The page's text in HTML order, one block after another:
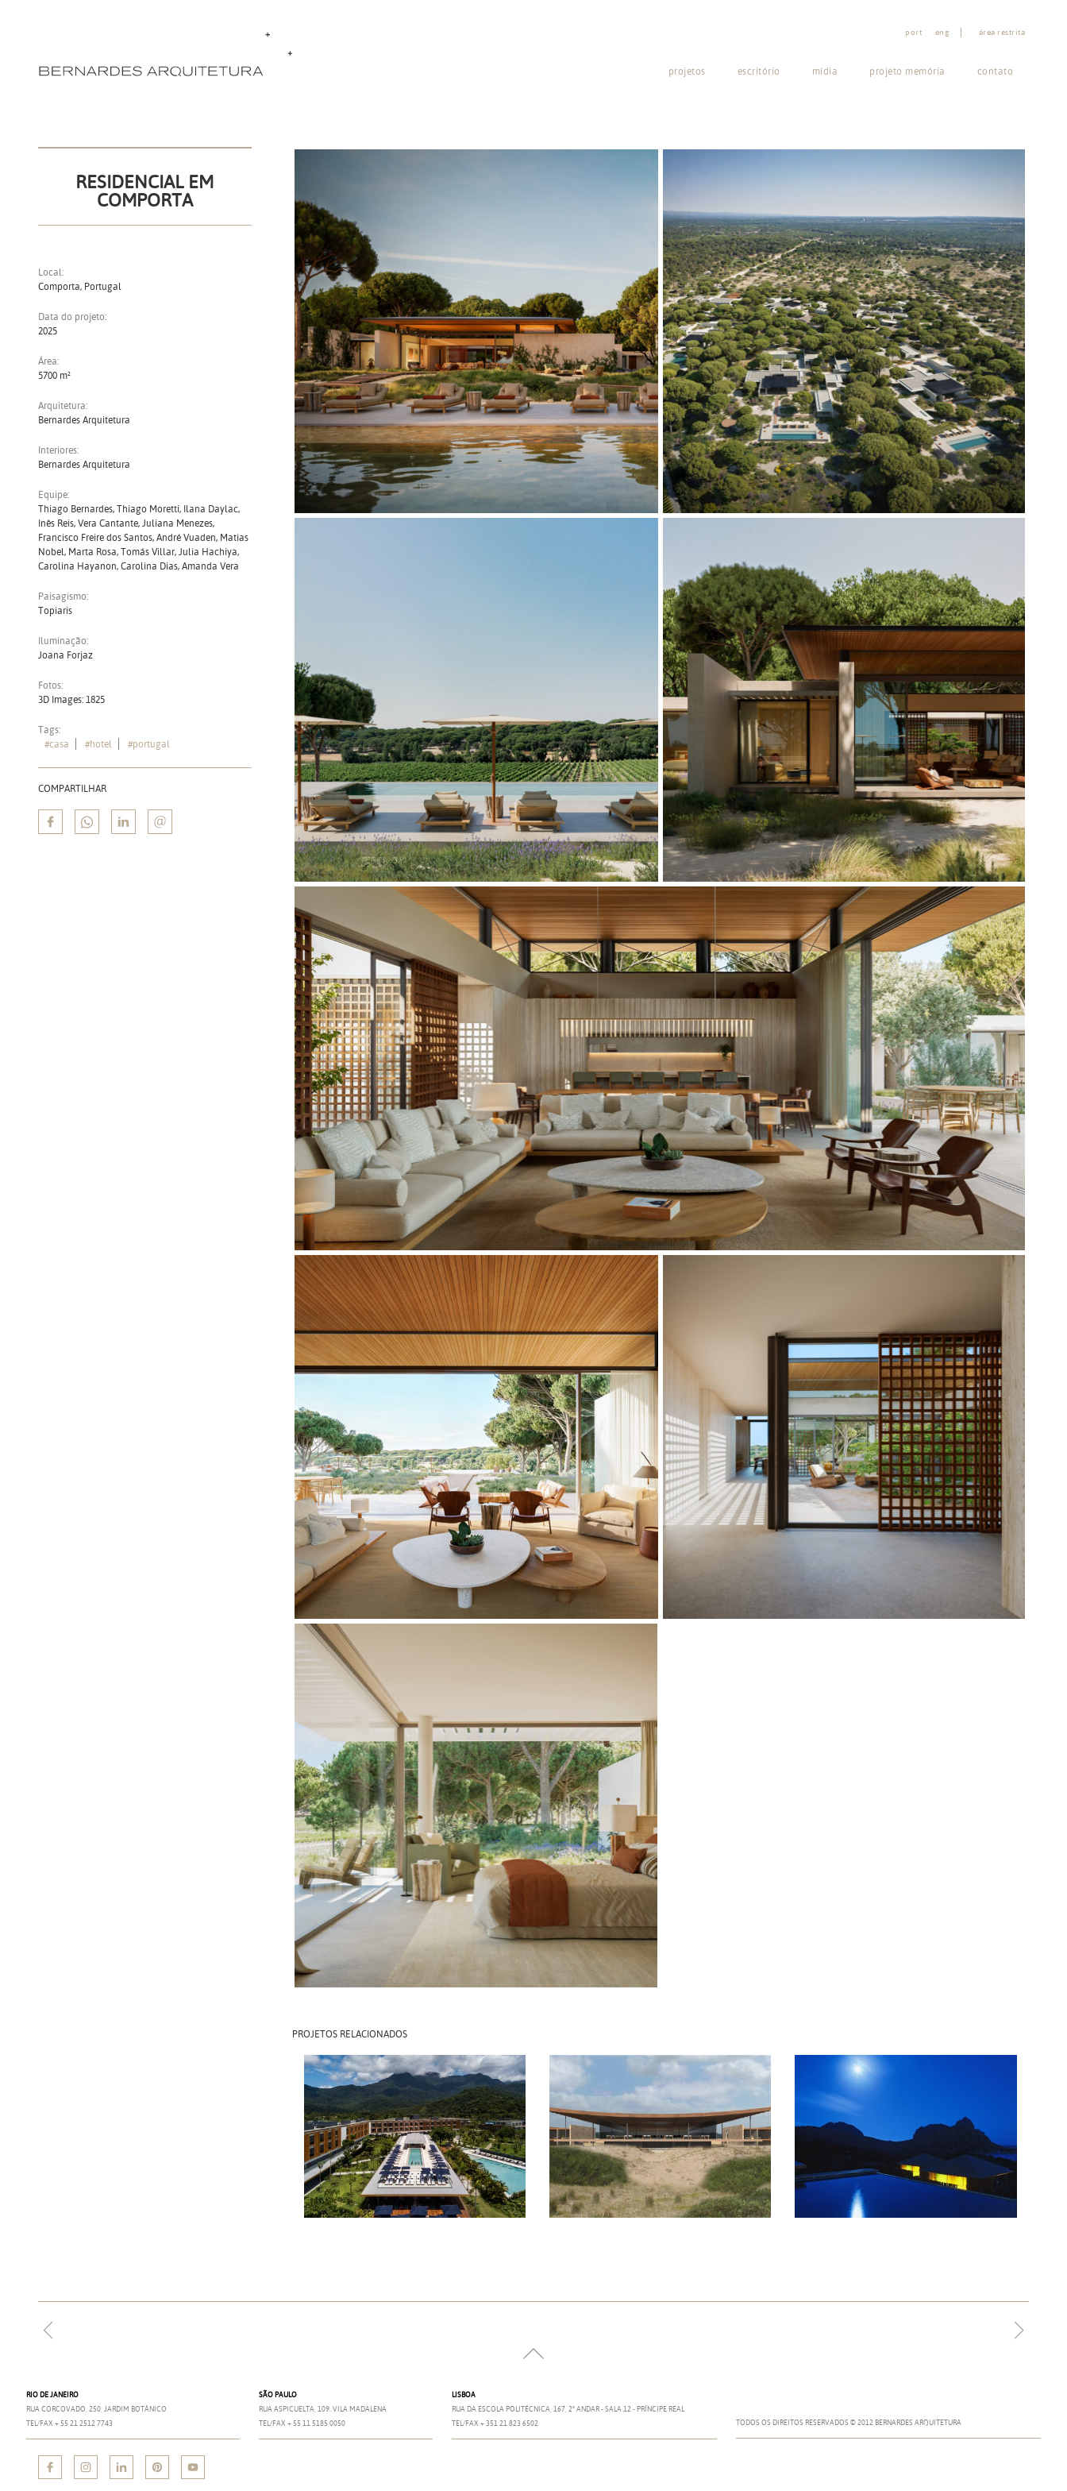
projetos escritório mídia projeto memória contato
port eng área restrita
RESIDENCIAL EM
COMPORTA
Local:
Comporta, Portugal
Data do projeto:
2025
Área:
5700 m²
Arquitetura:
Bernardes Arquitetura
Interiores:
Bernardes Arquitetura
Equipe:
Thiago Bernardes, Thiago Moretti, Ilana Daylac,
Inês Reis, Vera Cantante, Juliana Menezes,
Francisco Freire dos Santos, André Vuaden, Matias
Nobel, Marta Rosa, Tomás Villar, Julia Hachiya,
Carolina Hayanon, Carolina Dias, Amanda Vera
Paisagismo:
Topiaris
Iluminação:
Joana Forjaz
Fotos:
3D Images: 1825
Tags:
#casa
#hotel #portugal
COMPARTILHAR
PROJETOS RELACIONADOS
HOTEL FASANO
ANGRA DOS REIS +
FRAD.E
2018
HOTEL JOSE
IGNACIO
2013
POUSADA
MARAVILHA
2005
RIO DE JANEIRO
RUA CORCOVADO, 250, JARDIM BOTÂNICO
TEL/FAX + 55 21 2512 7743
SÃO PAULO
RUA ASPICUELTA, 109. VILA MADALENA
TEL/FAX + 55 11 5185 0050
LISBOA
RUA DA ESCOLA POLITÉCNICA, 167, 2º ANDAR - SALA 12 - PRÍNCIPE REAL
TEL/FAX + 351 21 823 6502
TODOS OS DIREITOS RESERVADOS © 2012 BERNARDES ARQUITETURA